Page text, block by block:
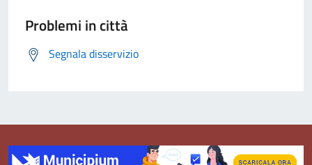
Problemi in città
Segnala disservizio